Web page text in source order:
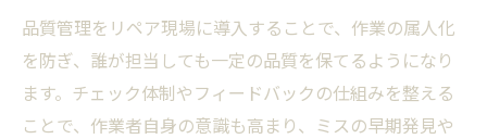
品質管理をリペア現場に導入することで、作業の属人化
を防ぎ、誰が担当しても一定の品質を保てるようになり
ます。チェック体制やフィードバックの仕組みを整える
ことで、作業者自身の意識も高まり、ミスの早期発見や